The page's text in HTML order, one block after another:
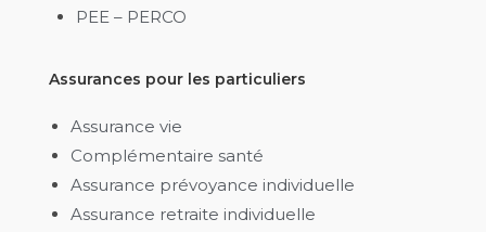
PEE – PERCO
Assurances pour les particuliers
Assurance vie
Complémentaire santé
Assurance prévoyance individuelle
Assurance retraite individuelle